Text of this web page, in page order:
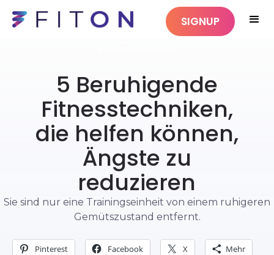
SIGNUP
5 Beruhigende
Fitnesstechniken,
die helfen können,
Ängste zu
reduzieren
Sie sind nur eine Trainingseinheit von einem ruhigeren
Gemütszustand entfernt.
Pinterest Facebook X Mehr